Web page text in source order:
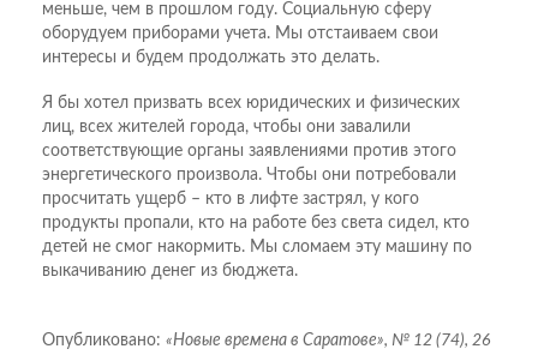
меньше, чем в прошлом году. Социальную сферу
оборудуем приборами учета. Мы отстаиваем свои
интересы и будем продолжать это делать.
Я бы хотел призвать всех юридических и физических
лиц, всех жителей города, чтобы они завалили
соответствующие органы заявлениями против этого
энергетического произвола. Чтобы они потребовали
просчитать ущерб – кто в лифте застрял, у кого
продукты пропали, кто на работе без света сидел, кто
детей не смог накормить. Мы сломаем эту машину по
выкачиванию денег из бюджета.
Опубликовано: «Новые времена в Саратове», № 12 (74), 26